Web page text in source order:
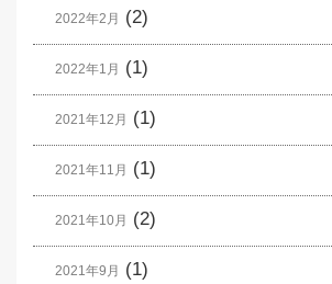
2022年2月 (2)
2022年1月 (1)
2021年12月 (1)
2021年11月 (1)
2021年10月 (2)
2021年9月 (1)